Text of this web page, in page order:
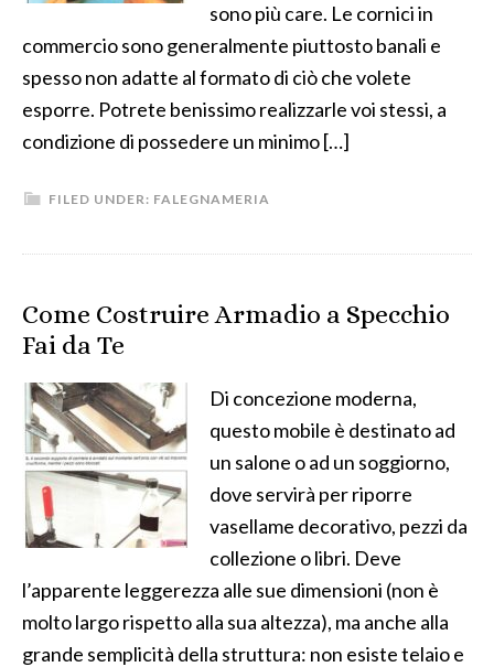
sono più care. Le cornici in
commercio sono generalmente piuttosto banali e
spesso non adatte al formato di ciò che volete
esporre. Potrete benissimo realizzarle voi stessi, a
condizione di possedere un minimo […]
FILED UNDER: FALEGNAMERIA
Come Costruire Armadio a Specchio
Fai da Te
Di concezione moderna,
questo mobile è destinato ad
un salone o ad un soggiorno,
dove servirà per riporre
vasellame decorativo, pezzi da
collezione o libri. Deve
l’apparente leggerezza alle sue dimensioni (non è
molto largo rispetto alla sua altezza), ma anche alla
grande semplicità della struttura: non esiste telaio e